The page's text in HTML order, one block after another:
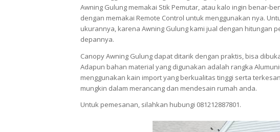
Awning Gulung memakai Stik Pemutar, atau kalo ingin benar-
dengan memakai Remote Control untuk menggunakan nya.
ukurannya, karena Awning Gulung kami jual dengan hitungan
depannya.
Canopy Awning Gulung dapat ditarik dengan praktis, bisa
Adapun bahan material yang digunakan adalah rangka
menggunakan kain import yang berkualitas tinggi serta
mungkin dalam merancang dan mendesain rumah anda.
Untuk pemesanan, silahkan hubungi 081212887801.